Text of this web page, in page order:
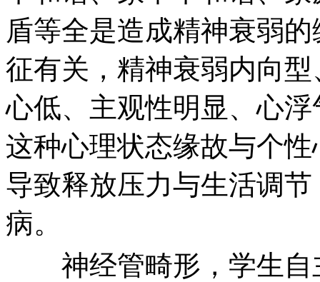
盾等全是造成精神衰弱
征有关，精神衰弱内向
心低、主观性明显、心
这种心理状态缘故与个
导致释放压力与生活调
病。
神经管畸形，学生自